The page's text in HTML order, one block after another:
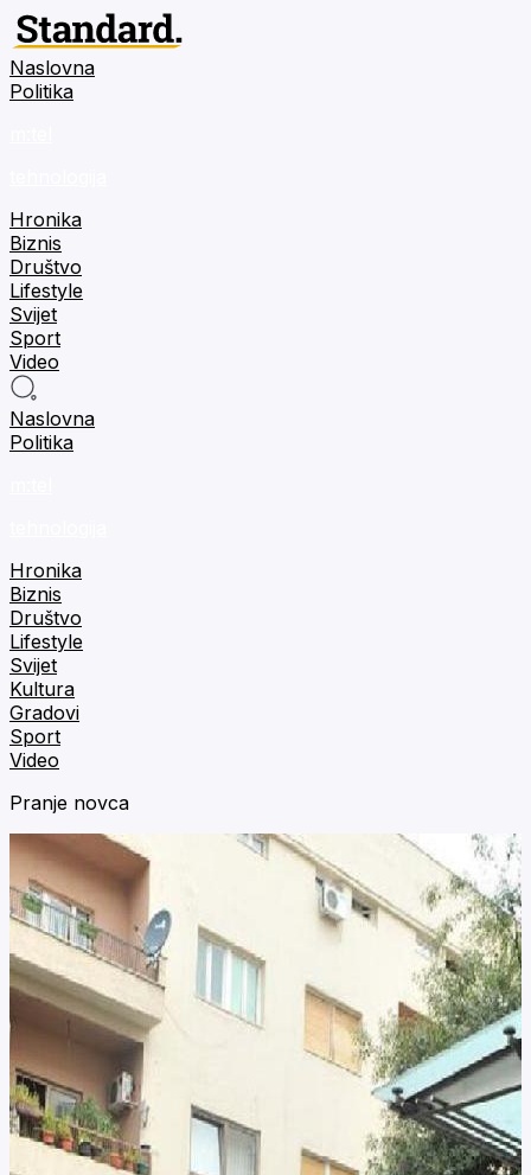
Naslovna
Politika
Hronika
Biznis
Društvo
Lifestyle
Svijet
Sport
Video
Naslovna
Politika
Hronika
Biznis
Društvo
Lifestyle
Svijet
Kultura
Gradovi
Sport
Video
Pranje novca